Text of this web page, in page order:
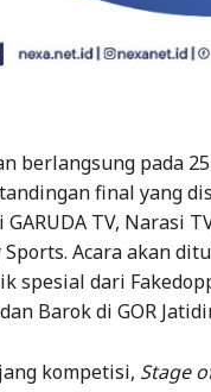
berlangsung pada
final yang
TV, Narasi
Sports. Acara akan
spesial dari
Barok di GOR
kompetisi, Stage